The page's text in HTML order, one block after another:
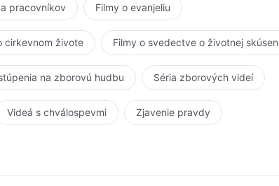
pracovníkov Filmy o evanjeliu
cirkevnom živote Filmy o svedectve o životnej
na zborovú hudbu Séria zborových videí
Videá s chválospevmi Zjavenie pravdy